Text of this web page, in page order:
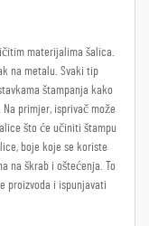
materijalima šalica.
na metalu. Svaki tip
štampanja kako
primjer, isprivač može
što će učiniti štampu
boje koje se koriste
na škrab i oštećenja. To
proizvoda i ispunjavati